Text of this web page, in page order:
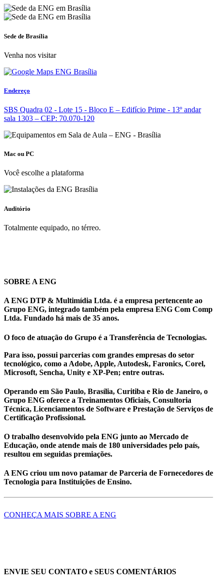
Sede de Brasília
Venha nos visitar
Endereço
SBS Quadra 02 - Lote 15 - Bloco E – Edifício Prime - 13º andar
sala 1303 – CEP: 70.070-120
Mac ou PC
Você escolhe a plataforma
Auditório
Totalmente equipado, no térreo.
SOBRE A ENG
A ENG DTP & Multimídia Ltda. é a empresa pertencente ao
Grupo ENG, integrado também pela empresa ENG Com Comp
Ltda. Fundado há mais de 35 anos.
O foco de atuação do Grupo é a Transferência de Tecnologias.
Para isso, possui parcerias com grandes empresas do setor
tecnológico, como a Adobe, Apple, Autodesk, Faronics, Corel,
Microsoft, Sencha, Unity e XP-Pen; entre outras.
Operando em São Paulo, Brasília, Curitiba e Rio de Janeiro, o
Grupo ENG oferece a Treinamentos Oficiais, Consultoria
Técnica, Licenciamentos de Software e Prestação de Serviços de
Certificação Profissional.
O trabalho desenvolvido pela ENG junto ao Mercado de
Educação, onde atende mais de 180 universidades pelo país,
resultou em seguidas premiações.
A ENG criou um novo patamar de Parceria de Fornecedores de
Tecnologia para Instituições de Ensino.
CONHEÇA MAIS SOBRE A ENG
ENVIE SEU CONTATO e SEUS COMENTÁRIOS